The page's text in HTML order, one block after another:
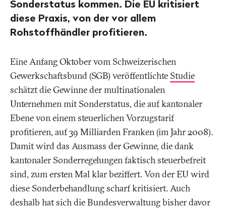
Sonderstatus kommen. Die EU kritisiert
diese Praxis, von der vor allem
Rohstoffhändler profitieren.
Eine Anfang Oktober vom Schweizerischen
Gewerkschaftsbund (SGB) veröffentlichte Studie
schätzt die Gewinne der multinationalen
Unternehmen mit Sonderstatus, die auf kantonaler
Ebene von einem steuerlichen Vorzugstarif
profitieren, auf 39 Milliarden Franken (im Jahr 2008).
Damit wird das Ausmass der Gewinne, die dank
kantonaler Sonderregelungen faktisch steuerbefreit
sind, zum ersten Mal klar beziffert. Von der EU wird
diese Sonderbehandlung scharf kritisiert. Auch
deshalb hat sich die Bundesverwaltung bisher davor